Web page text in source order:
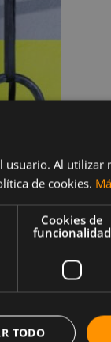
los
la
Para
usuario. Al utilizar
de cookies.
Cookies de
funcionalidad
TODO